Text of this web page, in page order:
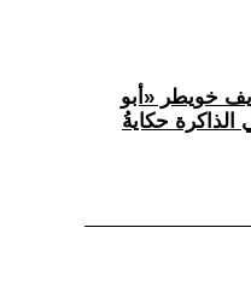
خويطر «أبو
حكايةُ